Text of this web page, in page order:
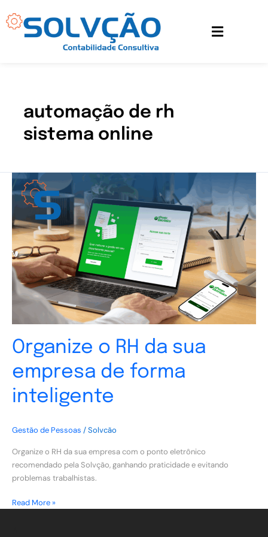
para
automação de rh
sistema online
Organize o RH da sua
empresa de forma
inteligente
Gestão de Pessoas /Solvcão
Organize o RH da sua empresa com o ponto eletrônico
recomendado pela Solvção, ganhando praticidade e evitando
problemas trabalhistas.
Organize
o
da
sua
empresa
de
forma
inteligente
Read More »